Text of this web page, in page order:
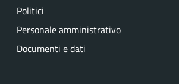
Politici
Personale amministrativo
Documenti e dati